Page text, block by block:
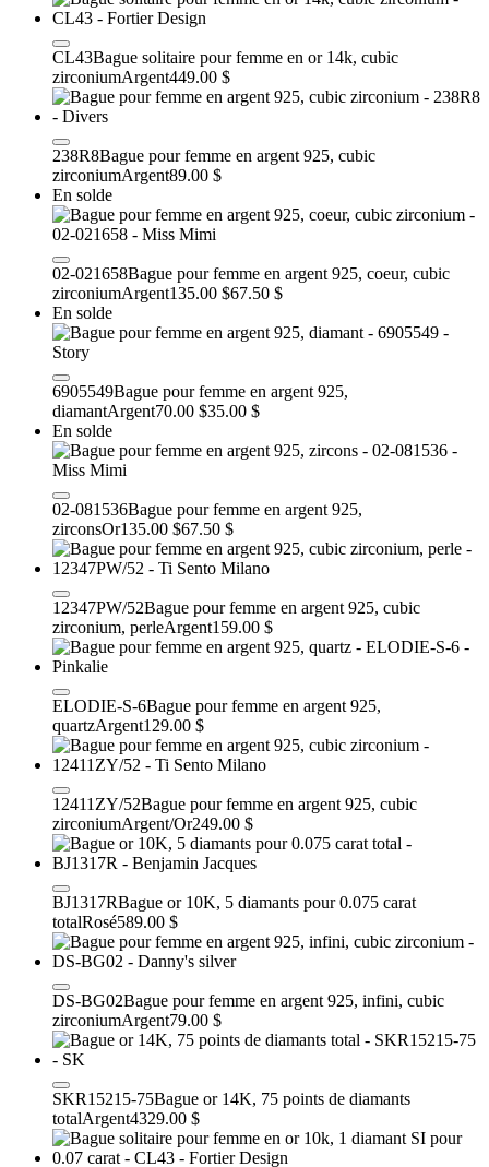
CL43Bague solitaire pour femme en or 14k, cubic
zirconiumArgent449.00 $
238R8Bague pour femme en argent 925, cubic
zirconiumArgent89.00 $
En solde
02-021658Bague pour femme en argent 925, coeur, cubic
zirconiumArgent135.00 $67.50 $
En solde
6905549Bague pour femme en argent 925,
diamantArgent70.00 $35.00 $
En solde
02-081536Bague pour femme en argent 925,
zirconsOr135.00 $67.50 $
12347PW/52Bague pour femme en argent 925, cubic
zirconium, perleArgent159.00 $
ELODIE-S-6Bague pour femme en argent 925,
quartzArgent129.00 $
12411ZY/52Bague pour femme en argent 925, cubic
zirconiumArgent/Or249.00 $
BJ1317RBague or 10K, 5 diamants pour 0.075 carat
totalRosé589.00 $
DS-BG02Bague pour femme en argent 925, infini, cubic
zirconiumArgent79.00 $
SKR15215-75Bague or 14K, 75 points de diamants
totalArgent4329.00 $